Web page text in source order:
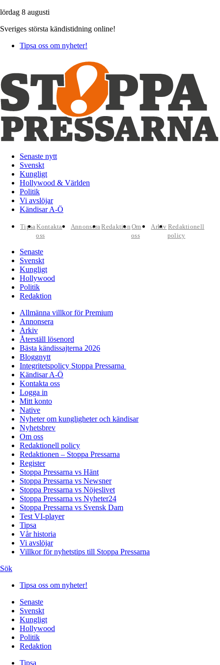
lördag 8 augusti
Sveriges största kändistidning online!
Tipsa oss om nyheter!
Senaste nytt
Svenskt
Kungligt
Hollywood & Världen
Politik
Vi avslöjar
Kändisar A-Ö
TipsaKontakta
oss
AnnonseraRedaktion Om
oss
Arkiv Redaktionell
policy
Senaste
Svenskt
Kungligt
Hollywood
Politik
Redaktion
Allmänna villkor för Premium
Annonsera
Arkiv
Återställ lösenord
Bästa kändissajterna 2026
Bloggnytt
Integritetspolicy Stoppa Pressarna
Kändisar A-Ö
Kontakta oss
Logga in
Mitt konto
Native
Nyheter om kungligheter och kändisar
Nyhetsbrev
Om oss
Redaktionell policy
Redaktionen – Stoppa Pressarna
Register
Stoppa Pressarna vs Hänt
Stoppa Pressarna vs Newsner
Stoppa Pressarna vs Nöjeslivet
Stoppa Pressarna vs Nyheter24
Stoppa Pressarna vs Svensk Dam
Test VI-player
Tipsa
Vår historia
Vi avslöjar
Villkor för nyhetstips till Stoppa Pressarna
Sök
Tipsa oss om nyheter!
Senaste
Svenskt
Kungligt
Hollywood
Politik
Redaktion
Tipsa